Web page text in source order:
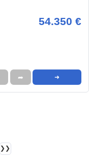
54.350 €
➦ ➜
❯❯